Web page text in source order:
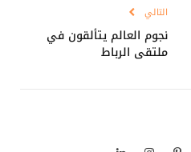
التالي
نجوم العالم يتألقون في
ملتقى الرباط